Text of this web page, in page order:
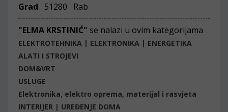
Grad
51280 Rab
"ELMA KRSTINIĆ" se nalazi u ovim kategorijama
ELEKTROTEHNIKA | ELEKTRONIKA | ENERGETIKA
ALATI I STROJEVI
DOM&VRT
USLUGE
Elektronika, elektro oprema, materijal i rasvjeta
INTERIJER | UREĐENJE DOMA